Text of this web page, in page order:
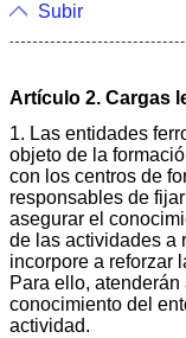
Subir
Artículo 2. Cargas
1. Las entidades
objeto de la
con los centros de
responsables de
asegurar el
de las actividades a
incorpore a reforzar
Para ello,
conocimiento del
actividad.